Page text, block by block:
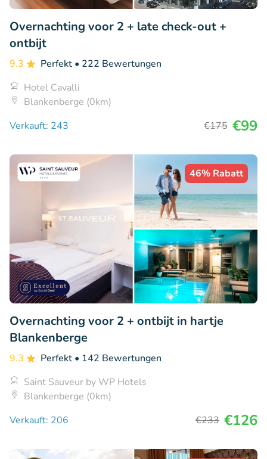
Overnachting voor 2 + late check-out +
ontbijt
9.3 Perfekt • 222 Bewertungen
Hotel Cavalli
Blankenberge (0km)
Verkauft: 243
€175 €99
46% Rabatt
Overnachting voor 2 + ontbijt in hartje
Blankenberge
9.3 Perfekt • 142 Bewertungen
Saint Sauveur by WP Hotels
Blankenberge (0km)
Verkauft: 206
€233 €126